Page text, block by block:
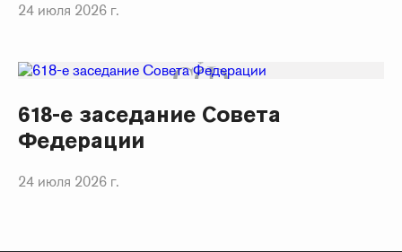
24 июля 2026 г.
618-е заседание Совета
Федерации
24 июля 2026 г.